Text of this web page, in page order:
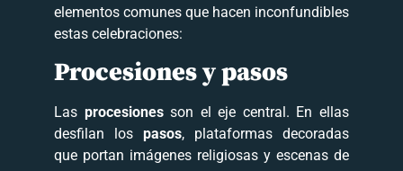
elementos comunes que hacen inconfundibles
estas celebraciones:
Procesiones y pasos
Las procesionesson el eje central. En ellas
desfilan los pasos, plataformas decoradas
que portan imágenes religiosas y escenas de